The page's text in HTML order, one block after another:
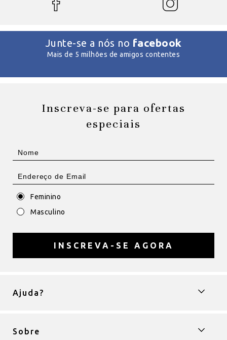
Junte-se a nós no facebook
Mais de 5 milhões de amigos contentes
Inscreva-se para ofertas
especiais
Feminino
Masculino
INSCREVA-SE AGORA
Ajuda?
Sobre